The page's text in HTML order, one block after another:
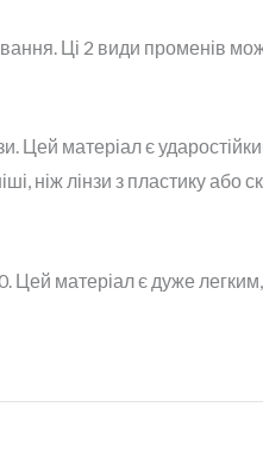
Ці 2 види променів
Цей матеріал є
ніж лінзи з пластику або
матеріал є дуже легким,